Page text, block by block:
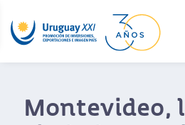
Montevideo,